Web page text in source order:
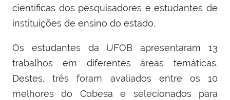
científicas dos pesquisadores e estudantes de
instituições de ensino do estado.
Os estudantes da UFOB apresentaram 13
trabalhos em diferentes áreas temáticas.
Destes, três foram avaliados entre os 10
melhores do Cobesa e selecionados para